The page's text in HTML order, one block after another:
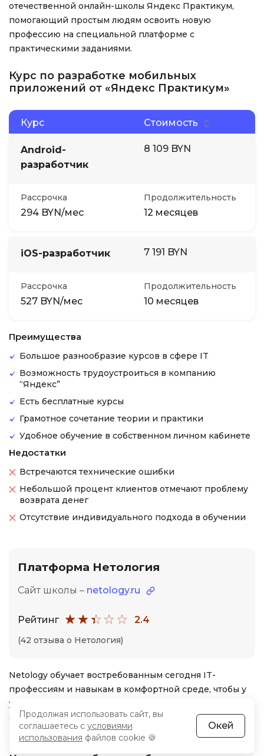
отечественной онлайн-школы Яндекс Практикум,
помогающий простым людям освоить новую
профессию на специальной платформе с
практическими заданиями.
Курс по разработке мобильных
приложений от «Яндекс Практикум»
Курс Стоимость
Android-
разработчик
8 109 BYN
Рассрочка
294 BYN/мес
Продолжительность
12 месяцев
iOS-разработчик 7 191 BYN
Рассрочка
527 BYN/мес
Продолжительность
10 месяцев
Преимущества
Большое разнообразие курсов в сфере IT
Возможность трудоустроиться в компанию
“Яндекс”
Есть бесплатные курсы
Грамотное сочетание теории и практики
Удобное обучение в собственном личном кабинете
Недостатки
Встречаются технические ошибки
Небольшой процент клиентов отмечают проблему
возврата денег
Отсутствие индивидуального подхода в обучении
Платформа Нетология
Сайт школы – netology.ru
Рейтинг 2.4
(42 отзыва о Нетология)
Netology обучает востребованным сегодня IT-
профессиям и навыкам в комфортной среде, чтобы у
ученика всегда была мотивация двигаться вперёд. В
основе обучения не только платные, но и бесплатные
курсы для знакомства с новой профессией.
Продолжая использовать сайт, вы
соглашаетесь с условиями
использования файлов cookie 🍪
Окей